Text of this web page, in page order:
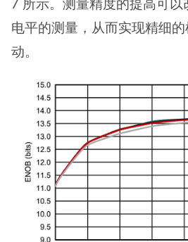
7 所示。测量精度的提高可
电平的测量，从而实现精细
动。